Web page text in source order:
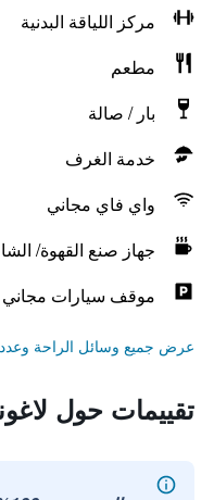
مركز اللياقة البدنية
مطعم
بار / صالة
خدمة الغرف
واي فاي مجاني
جهاز صنع القهوة/
موقف سيارات مجاني
عرض جميع وسائل الراحة وعددها
تقييمات حول